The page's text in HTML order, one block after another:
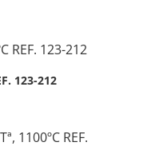
123-212